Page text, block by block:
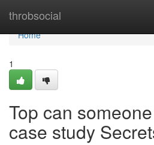
throbsocial
Home
Home
1
Top can
case study